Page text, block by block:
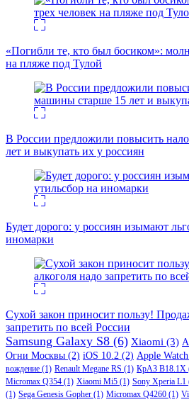
«Погибли те, кто был босиком»:
на пляже под Тулой
В России предложили повысить
лет и выкупать их у россиян
Будет дорого: у россиян изымают
иномарки
Сухой закон приносит пользу!
запретить по всей России
Samsung Galaxy S8 (6) Xiaomi (3)
Огни Москвы (2) iOS 10.2 (2) Apple Watch
вождение (1) Renault Megane RS (1) КрАЗ В18.1Х
Micromax Q354 (1) Xiaomi Mi5 (1) Sony Xperia L1
(1) Sega Genesis Gopher (1) Micromax Q4260 (1)